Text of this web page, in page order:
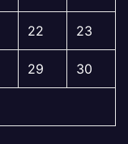
22 23
29 30